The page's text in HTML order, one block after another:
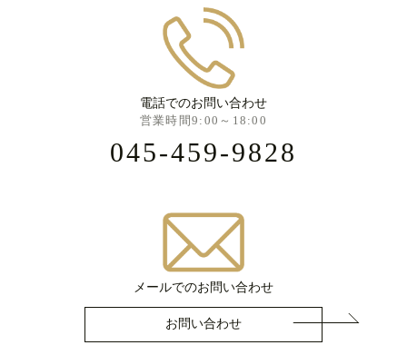
電話でのお問い合わせ
営業時間9:00～18:00
045-459-9828
メールでのお問い合わせ
お問い合わせ